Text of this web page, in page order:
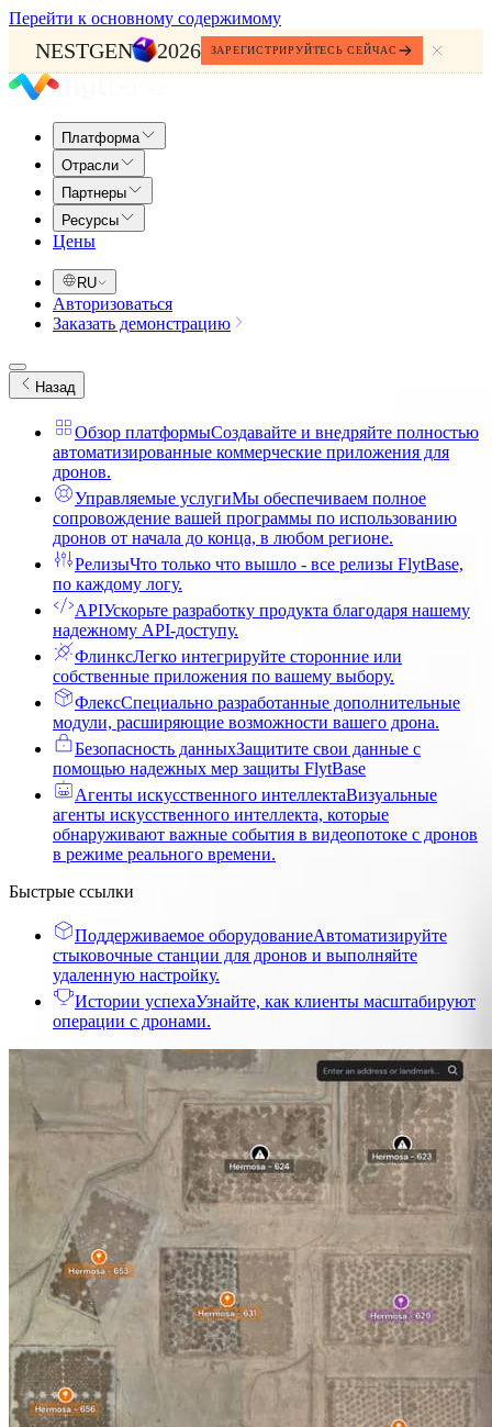
Перейти к основному содержимому
NESTGEN 2026 ЗАРЕГИСТРИРУЙТЕСЬ СЕЙЧАС
Платформа
Отрасли
Партнеры
Ресурсы
Цены
RU
Авторизоваться
Заказать демонстрацию
Назад
Обзор платформыСоздавайте и внедряйте полностью
автоматизированные коммерческие приложения для
дронов.
Управляемые услугиМы обеспечиваем полное
сопровождение вашей программы по использованию
дронов от начала до конца, в любом регионе.
РелизыЧто только что вышло - все релизы FlytBase,
по каждому логу.
APIУскорьте разработку продукта благодаря нашему
надежному API-доступу.
ФлинксЛегко интегрируйте сторонние или
собственные приложения по вашему выбору.
ФлексСпециально разработанные дополнительные
модули, расширяющие возможности вашего дрона.
Безопасность данныхЗащитите свои данные с
помощью надежных мер защиты FlytBase
Агенты искусственного интеллектаВизуальные
агенты искусственного интеллекта, которые
обнаруживают важные события в видеопотоке с дронов
в режиме реального времени.
Быстрые ссылки
Поддерживаемое оборудованиеАвтоматизируйте
стыковочные станции для дронов и выполняйте
удаленную настройку.
Истории успехаУзнайте, как клиенты масштабируют
операции с дронами.